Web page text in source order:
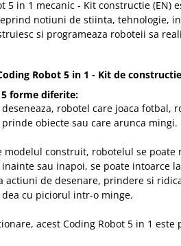
5 in 1 mecanic - Kit constructie (EN)
notiuni de stiinta, tehnologie,
si programeaza roboteii sa
Robot 5 in 1 - Kit de
forme diferite:
robotel care joaca fotbal,
obiecte sau care arunca mingi.
modelul construit, robotelul se poate
inainte sau inapoi, se poate intoarce
actiuni de desenare, prindere si
cu piciorul intr-o minge.
acest Coding Robot 5 in 1 este